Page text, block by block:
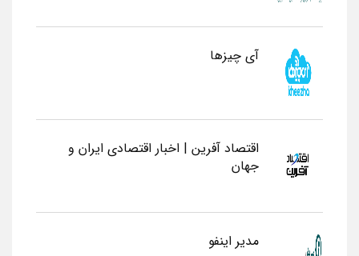
آی چیزها
اقتصاد آفرین | اخبار اقتصادی ایران و
جهان
مدیر اینفو